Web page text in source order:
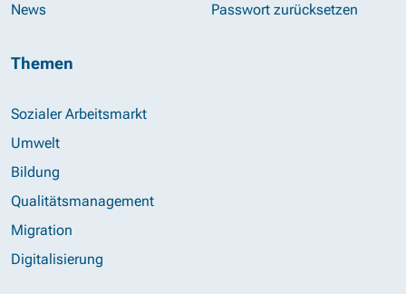
News
Passwort zurücksetzen
Themen
Sozialer Arbeitsmarkt
Umwelt
Bildung
Qualitätsmanagement
Migration
Digitalisierung